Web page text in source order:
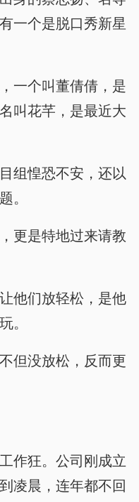
一个是脱口秀新星
一个叫董倩倩，是
叫花芊，是最近大
组惶恐不安，还以
。
更是特地过来请教
他们放轻松，是他
。
但没放松，反而更
作狂。公司刚成立
凌晨，连年都不回